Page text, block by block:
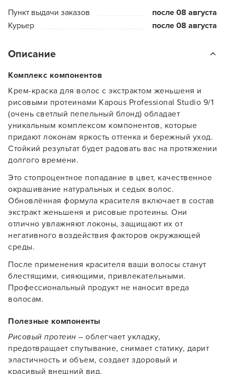
Пункт выдачи заказов
после 08 августа
Курьер
после 08 августа
Описание
Комплекс компонентов
Крем-краска для волос с экстрактом женьшеня и
рисовыми протеинами Kapous Professional Studio 9/1
(очень светлый пепельный блонд) обладает
уникальным комплексом компонентов, которые
придают локонам яркость оттенка и бережный уход.
Стойкий результат будет радовать вас на протяжении
долгого времени.
Это стопроцентное попадание в цвет, качественное
окрашивание натуральных и седых волос.
Обновлённая формула красителя включает в состав
экстракт женьшеня и рисовые протеины. Они
отлично увлажняют локоны, защищают их от
негативного воздействия факторов окружающей
среды.
После применения красителя ваши волосы станут
блестящими, сияющими, привлекательными.
Профессиональный продукт не наносит вреда
волосам.
Полезные компоненты
Рисовый протеин – облегчает укладку,
предотвращает спутывание, снимает статику, дарит
эластичность и объем, создает здоровый и
красивый внешний вид.
Заяц–робот